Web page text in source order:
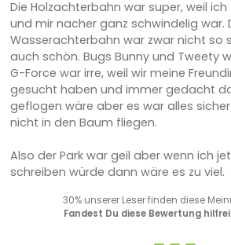
Die Holzachterbahn war super, weil
und mir nacher ganz schwindelig war.
Wasserachterbahn war zwar nicht so
auch schön. Bugs Bunny und Tweety
G-Force war irre, weil wir meine
gesucht haben und immer gedacht
geflogen wäre aber es war alles
nicht in den Baum fliegen.
Also der Park war geil aber wenn ich
schreiben würde dann wäre es zu viel.
30% unserer Leser finden diese
Fandest Du diese Bewertung